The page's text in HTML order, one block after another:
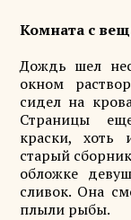
Комната с
Дождь шел
окном
сидел на
Страницы
краски,
старый
обложке
сливок. Она
плыли рыбы.